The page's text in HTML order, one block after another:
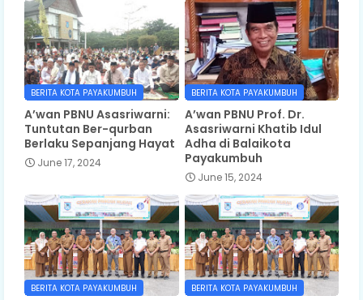
BERITA KOTA PAYAKUMBUH
A’wan PBNU Asasriwarni:
Tuntutan Ber-qurban
Berlaku Sepanjang Hayat
June 17, 2024
BERITA KOTA PAYAKUMBUH
A’wan PBNU Prof. Dr.
Asasriwarni Khatib Idul
Adha di Balaikota
Payakumbuh
June 15, 2024
BERITA KOTA PAYAKUMBUH BERITA KOTA PAYAKUMBUH